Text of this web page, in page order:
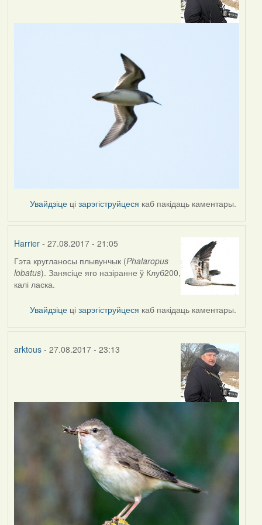
Увайдзіце цізарэгіструйцеся каб пакідаць каментары.
Harrier- 27.08.2017 - 21:05
Гэта кругланосы плывунчык (Phalaropus
lobatus). Занясіце яго назіранне ў Клуб200,
калі ласка.
Увайдзіце цізарэгіструйцеся каб пакідаць каментары.
arktous- 27.08.2017 - 23:13